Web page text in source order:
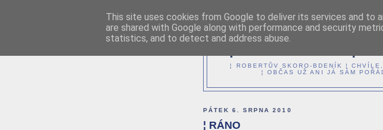
¦ ROBERTŮV SKORO-BDENÍK ¦
¦ OBČAS UŽ ANI JÁ SÁM
PÁTEK 6. SRPNA 2010
¦ RÁNO
This site uses cookies from Google to deliver its services and to
are shared with Google along with performance and security
statistics, and to detect and address abuse.